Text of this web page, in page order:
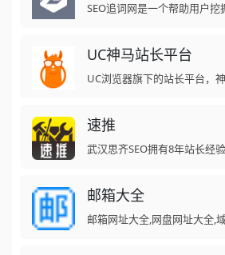
SEO追词网是一个帮助用户挖
UC神马站长平台
UC浏览器旗下的站长平台，
速推
武汉思齐SEO拥有8年站长经
邮箱大全
邮箱网址大全,网盘网址大全,